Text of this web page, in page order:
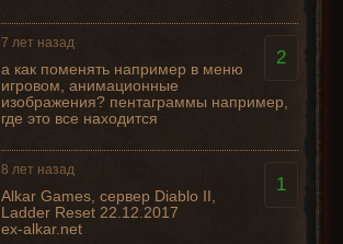
2
7 лет назад
а как поменять например в меню
игровом, анимационные
изображения? пентаграммы например,
где это все находится
1
8 лет назад
Alkar Games, сервер Diablo II,
Ladder Reset 22.12.2017
ex-alkar.net